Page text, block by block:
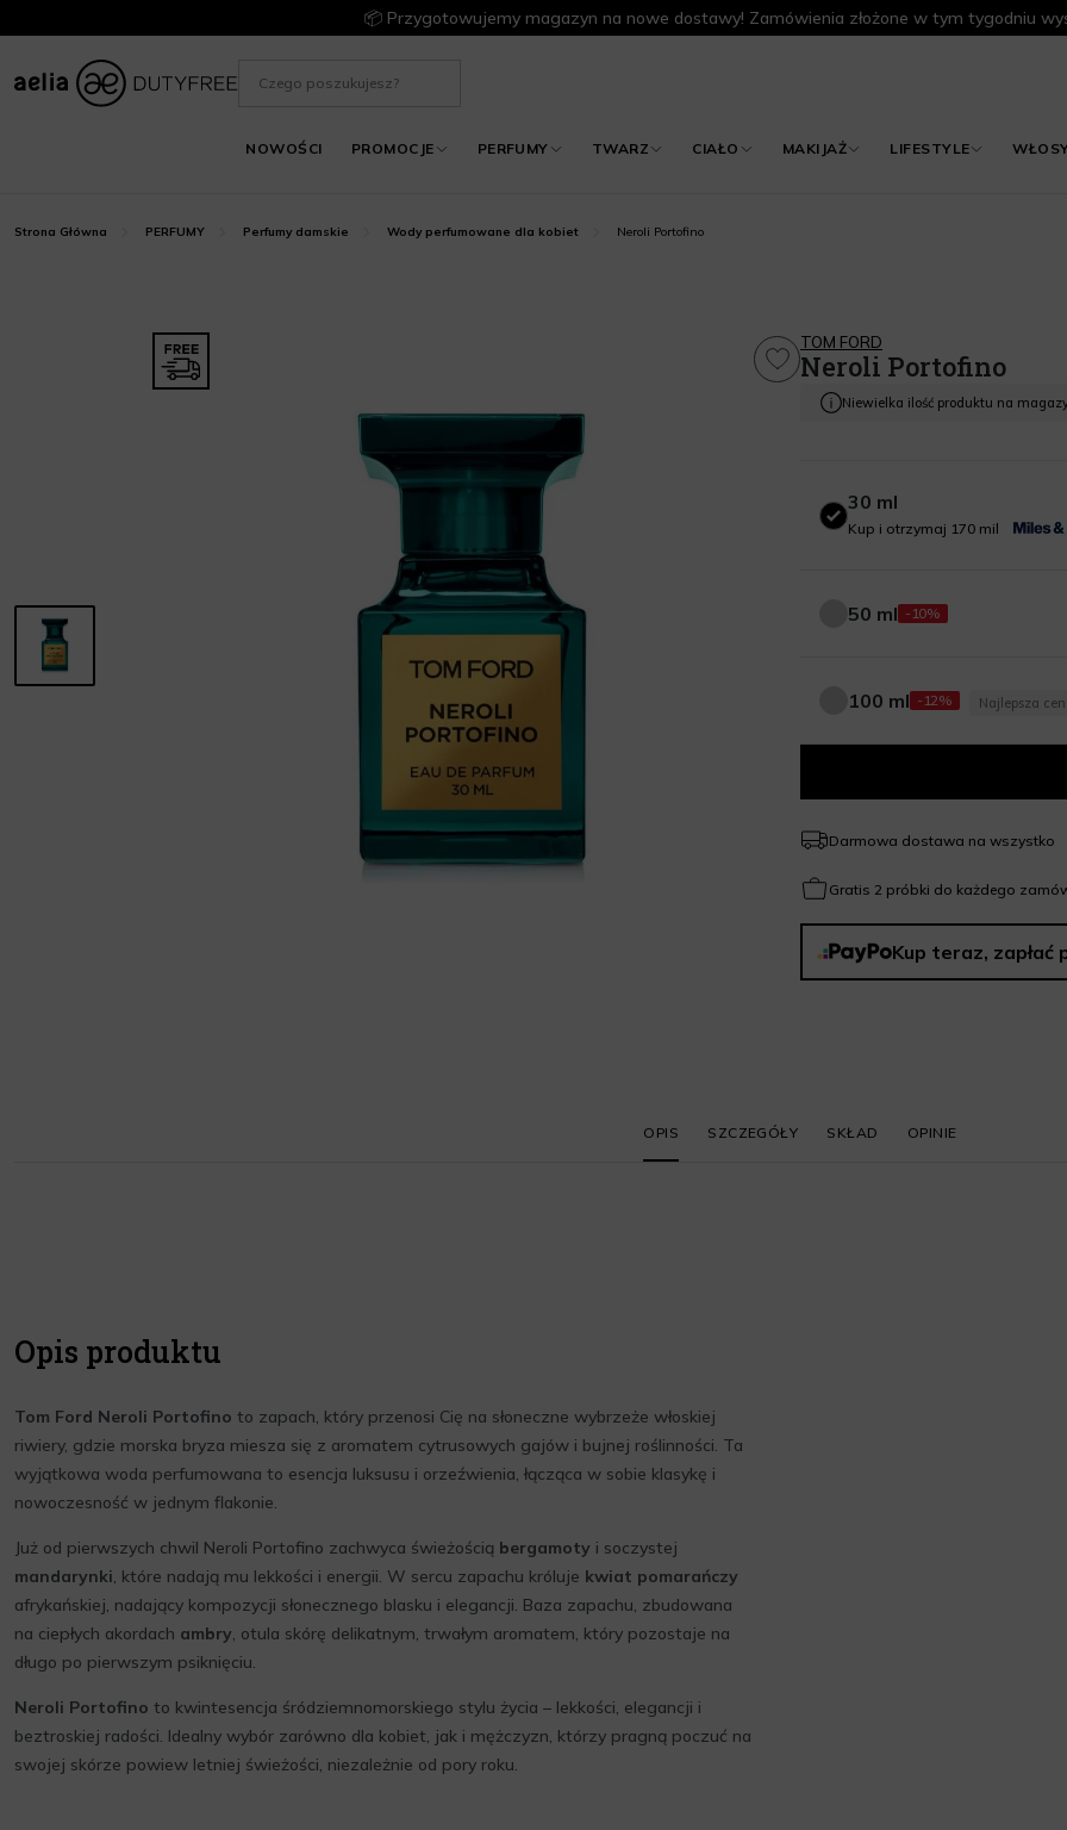
📦 Przygotowujemy magazyn na nowe dostawy! Zamówienia złożone w tym tygodniu
NOWOŚCI PROMOCJE PERFUMY TWARZ CIAŁO MAKIJAŻ LIFESTYLE
Strona Główna PERFUMY Perfumy damskie Wody perfumowane dla kobiet Neroli Portofino
TOM FORD
Neroli Portofino
Niewielka ilość produktu na
30 ml
30 ml
Kup i otrzymaj 170 mil
50 ml
50 ml -10%
100 ml
100 ml -12% Najlepsza
Darmowa dostawa na wszystko
Gratis 2 próbki do każdego
Kup teraz, zapłać
OPIS SZCZEGÓŁY SKŁAD OPINIE
Opis produktu
Tom Ford Neroli Portofino to zapach, który przenosi Cię na słoneczne wybrzeże włoskiej
riwiery, gdzie morska bryza miesza się z aromatem cytrusowych gajów i bujnej roślinności. Ta
wyjątkowa woda perfumowana to esencja luksusu i orzeźwienia, łącząca w sobie klasykę i
nowoczesność w jednym flakonie.
Już od pierwszych chwil Neroli Portofino zachwyca świeżością bergamoty i soczystej
mandarynki, które nadają mu lekkości i energii. W sercu zapachu króluje kwiat pomarańczy
afrykańskiej, nadający kompozycji słonecznego blasku i elegancji. Baza zapachu, zbudowana
na ciepłych akordach ambry, otula skórę delikatnym, trwałym aromatem, który pozostaje na
długo po pierwszym psiknięciu.
Neroli Portofino to kwintesencja śródziemnomorskiego stylu życia – lekkości, elegancji i
beztroskiej radości. Idealny wybór zarówno dla kobiet, jak i mężczyzn, którzy pragną poczuć na
swojej skórze powiew letniej świeżości, niezależnie od pory roku.